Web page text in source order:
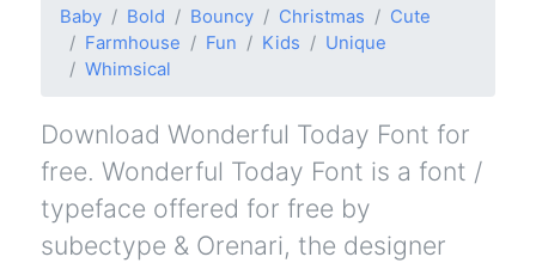
Baby Bold Bouncy Christmas
Cute
Farmhouse
Fun Kids
Unique
Whimsical
Download Wonderful Today Font for
free. Wonderful Today Font is a font /
typeface offered for free by
subectype & Orenari, the designer